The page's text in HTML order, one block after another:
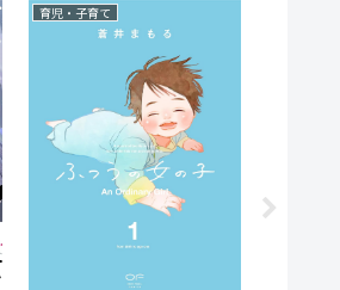
育児・子育て